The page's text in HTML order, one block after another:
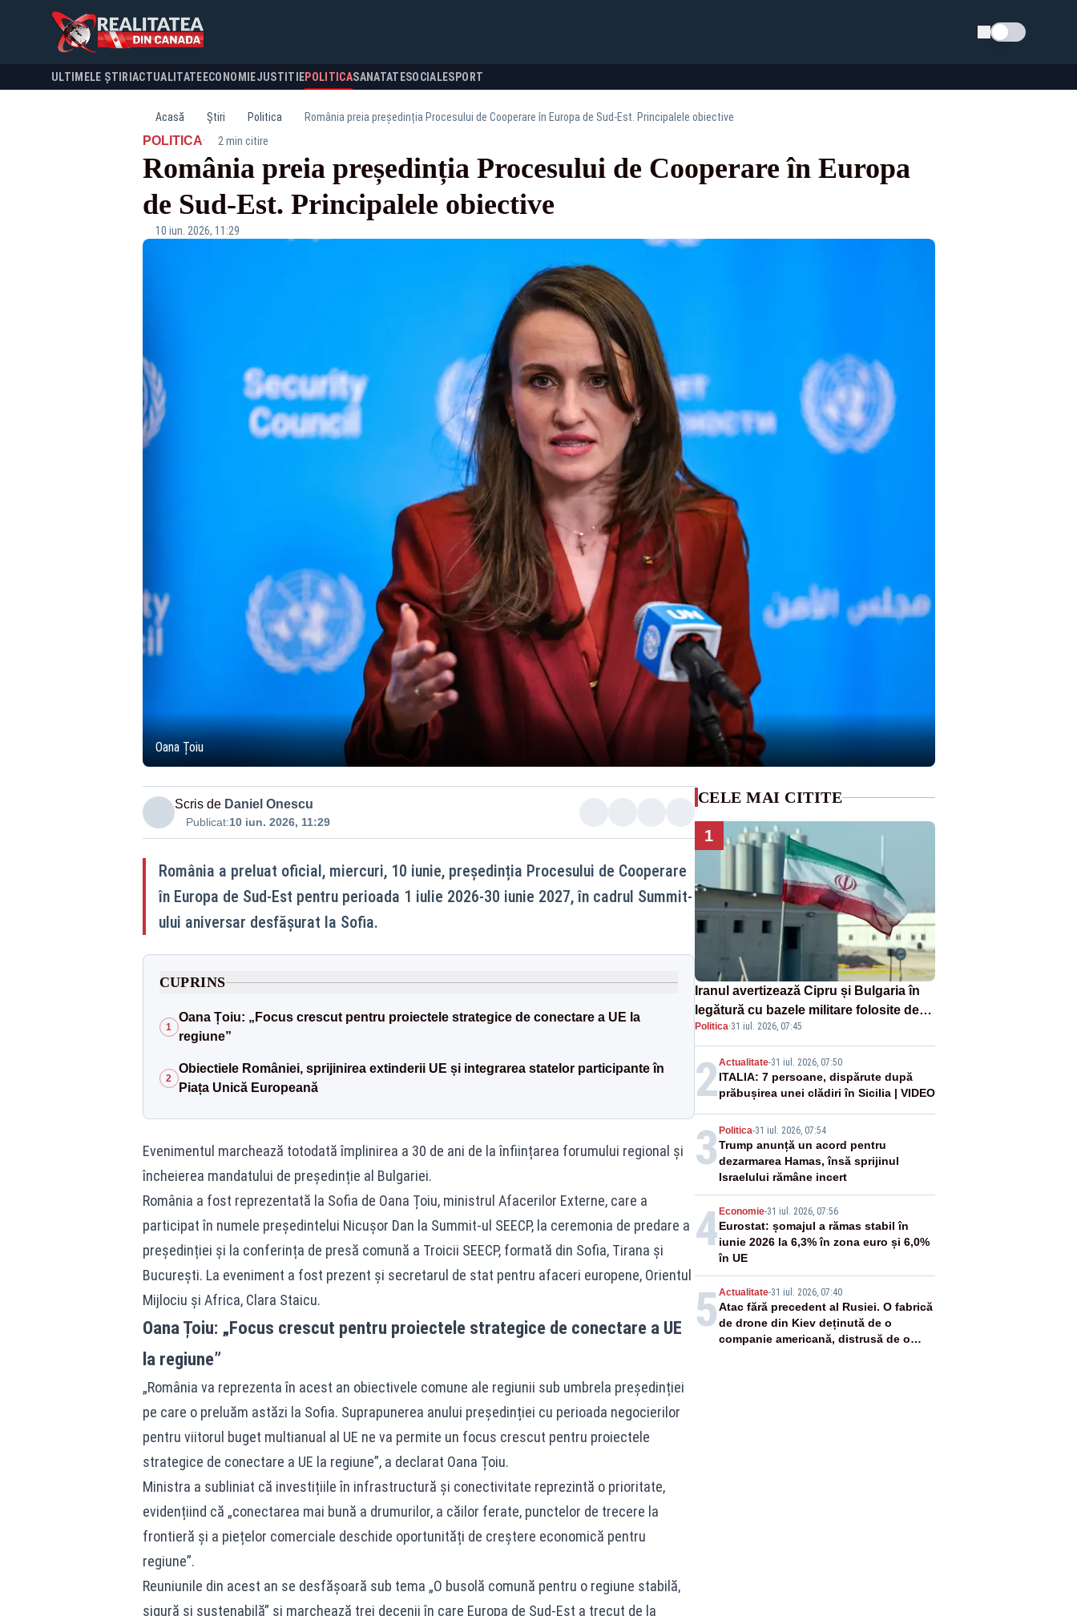
Schimba tema
ULTIMELE ȘTIRI ACTUALITATE ECONOMIEJUSTITIEPOLITICASANATATESOCIALESPORT
Acasă Știri Politica România preia președinția Procesului de Cooperare în Europa de Sud-Est. Principalele obiective
POLITICA· 2 min citire
România preia președinția Procesului de Cooperare în Europa
de Sud-Est. Principalele obiective
10 iun. 2026, 11:29
Oana Țoiu
Scris de Daniel Onescu
Publicat:10 iun. 2026, 11:29
România a preluat oficial, miercuri, 10 iunie, președinția Procesului de Cooperare
în Europa de Sud-Est pentru perioada 1 iulie 2026-30 iunie 2027, în cadrul Summit-
ului aniversar desfășurat la Sofia.
CUPRINS
1
Oana Țoiu: „Focus crescut pentru proiectele strategice de conectare a UE la
regiune”
2
Obiectiele României, sprijinirea extinderii UE și integrarea statelor participante în
Piața Unică Europeană
Evenimentul marchează totodată împlinirea a 30 de ani de la înființarea forumului regional și
încheierea mandatului de președinție al Bulgariei.
România a fost reprezentată la Sofia de Oana Țoiu, ministrul Afacerilor Externe, care a
participat în numele președintelui Nicușor Dan la Summit-ul SEECP, la ceremonia de predare a
președinției și la conferința de presă comună a Troicii SEECP, formată din Sofia, Tirana și
București. La eveniment a fost prezent și secretarul de stat pentru afaceri europene, Orientul
Mijlociu și Africa, Clara Staicu.
Oana Țoiu: „Focus crescut pentru proiectele strategice de conectare a UE
la regiune”
„România va reprezenta în acest an obiectivele comune ale regiunii sub umbrela președinției
pe care o preluăm astăzi la Sofia. Suprapunerea anului președinției cu perioada negocierilor
pentru viitorul buget multianual al UE ne va permite un focus crescut pentru proiectele
strategice de conectare a UE la regiune”, a declarat Oana Țoiu.
Ministra a subliniat că investițiile în infrastructură și conectivitate reprezintă o prioritate,
evidențiind că „conectarea mai bună a drumurilor, a căilor ferate, punctelor de trecere la
frontieră și a piețelor comerciale deschide oportunități de creștere economică pentru
regiune”.
Reuniunile din acest an se desfășoară sub tema „O busolă comună pentru o regiune stabilă,
sigură și sustenabilă” și marchează trei decenii în care Europa de Sud-Est a trecut de la
CELE MAI CITITE
1
Iranul avertizează Cipru și Bulgaria în
legătură cu bazele militare folosite de
SUA
Politica·31 iul. 2026, 07:45
2Actualitate-31 iul. 2026, 07:50
ITALIA: 7 persoane, dispărute după
prăbușirea unei clădiri în Sicilia | VIDEO
3 Politica-31 iul. 2026, 07:54
Trump anunță un acord pentru
dezarmarea Hamas, însă sprijinul
Israelului rămâne incert
4 Economie-31 iul. 2026, 07:56
Eurostat: șomajul a rămas stabil în
iunie 2026 la 6,3% în zona euro și 6,0%
în UE
5 Actualitate-31 iul. 2026, 07:40
Atac fără precedent al Rusiei. O fabrică
de drone din Kiev deținută de o
companie americană, distrusă de o